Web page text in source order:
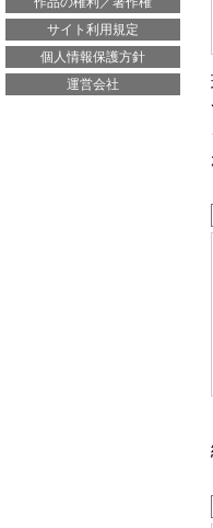
サイト利用規定
個人情報保護方針
運営会社